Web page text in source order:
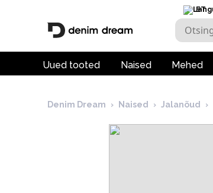
ET
Uued tooted Naised Mehed
Denim Dream › Naised › Jalanõud ›